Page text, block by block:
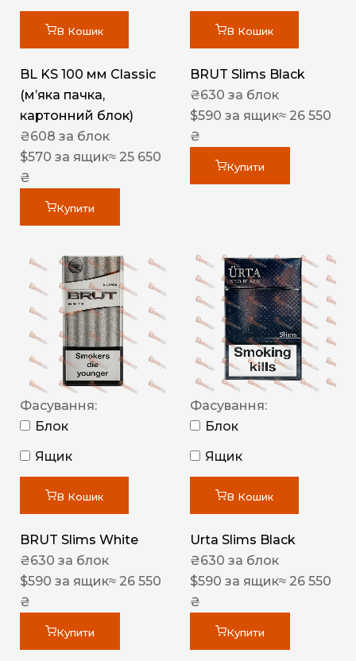
В Кошик
BL KS 100 мм Classic
(м’яка пачка,
картонний блок)
₴608 за блок
$570 за ящик≈ 25 650
₴
Купити
В Кошик
BRUT Slims Black
₴630 за блок
$590 за ящик≈ 26 550
₴
Купити
Фасування:
Блок
Ящик
В Кошик
BRUT Slims White
₴630 за блок
$590 за ящик≈ 26 550
₴
Купити
Фасування:
Блок
Ящик
В Кошик
Urta Slims Black
₴630 за блок
$590 за ящик≈ 26 550
₴
Купити